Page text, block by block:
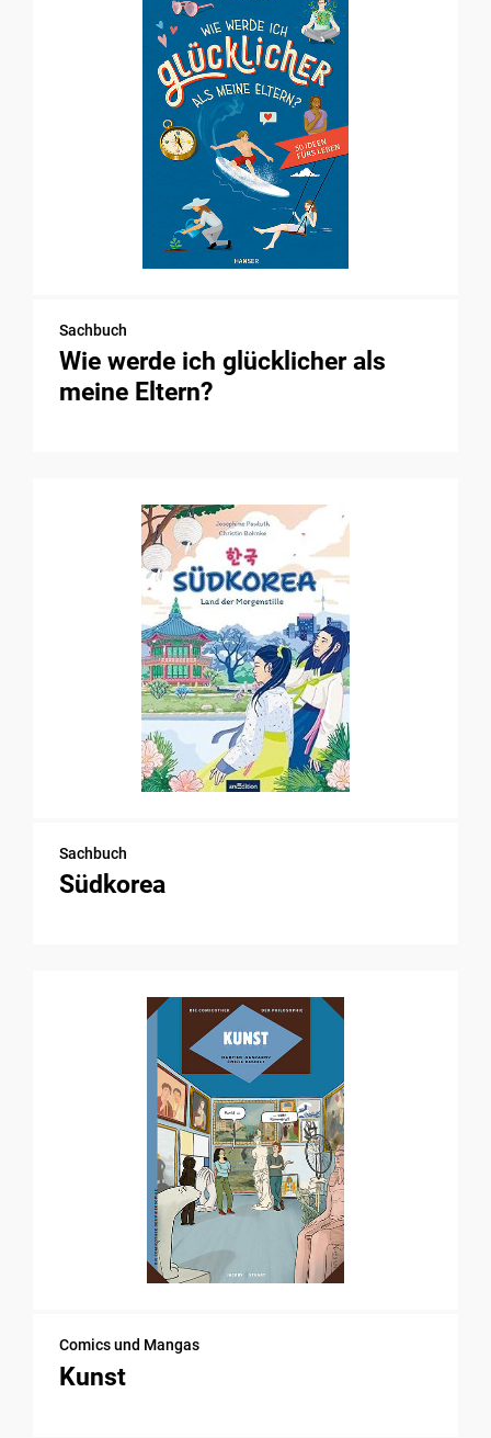
Sachbuch
Wie werde ich glücklicher als
meine Eltern?
Sachbuch
Südkorea
Comics und Mangas
Kunst